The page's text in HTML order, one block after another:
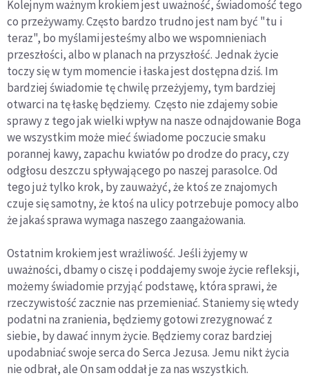
Kolejnym ważnym krokiem jest uważność, świadomość tego
co przeżywamy. Często bardzo trudno jest nam być "tu i
teraz", bo myślami jesteśmy albo we wspomnieniach
przeszłości, albo w planach na przyszłość. Jednak życie
toczy się w tym momencie i łaska jest dostępna dziś. Im
bardziej świadomie tę chwilę przeżyjemy, tym bardziej
otwarci na tę łaskę będziemy. Często nie zdajemy sobie
sprawy z tego jak wielki wpływ na nasze odnajdowanie Boga
we wszystkim może mieć świadome poczucie smaku
porannej kawy, zapachu kwiatów po drodze do pracy, czy
odgłosu deszczu spływającego po naszej parasolce. Od
tego już tylko krok, by zauważyć, że ktoś ze znajomych
czuje się samotny, że ktoś na ulicy potrzebuje pomocy albo
że jakaś sprawa wymaga naszego zaangażowania.
Ostatnim krokiem jest wrażliwość. Jeśli żyjemy w
uważności, dbamy o ciszę i poddajemy swoje życie refleksji,
możemy świadomie przyjąć podstawę, która sprawi, że
rzeczywistość zacznie nas przemieniać. Staniemy się wtedy
podatni na zranienia, będziemy gotowi zrezygnować z
siebie, by dawać innym życie. Będziemy coraz bardziej
upodabniać swoje serca do Serca Jezusa. Jemu nikt życia
nie odbrał, ale On sam oddał je za nas wszystkich.